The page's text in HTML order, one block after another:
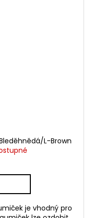
L-Brown
je vhodný pro